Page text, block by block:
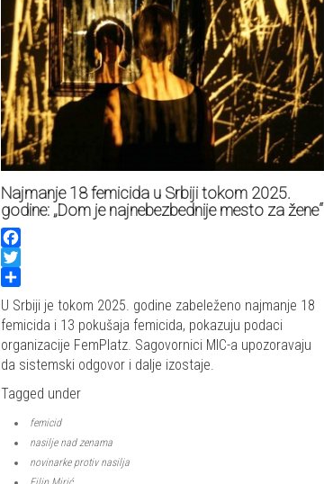
Najmanje 18 femicida u Srbiji tokom 2025.
godine: „Dom je najnebezbednije mesto za žene“
Facebook
Twitter
Share
U Srbiji je tokom 2025. godine zabeleženo najmanje 18
femicida i 13 pokušaja femicida, pokazuju podaci
organizacije FemPlatz. Sagovornici MIC-a upozoravaju
da sistemski odgovor i dalje izostaje.
Tagged under
femicid
nasilje nad zenama
novinarke protiv nasilja